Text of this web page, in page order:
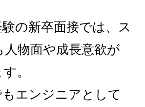
の新卒面接では、ス
人物面や成長意欲が
。
エンジニアとして